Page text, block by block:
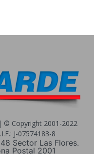
© Copyright 2001-2022
J-07574183-8
Sector Las Flores.
Postal 2001